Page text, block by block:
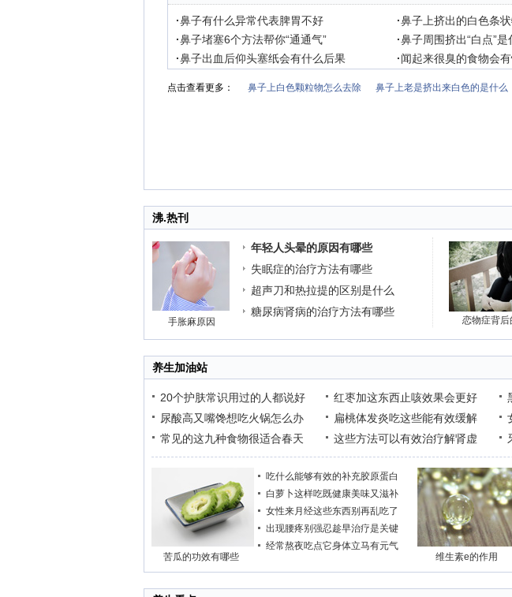
·鼻子有什么异常代表脾胃不好 ·鼻子上挤出的白色条
·鼻子堵塞6个方法帮你“通通气” ·鼻子周围挤出“白点”是
·鼻子出血后仰头塞纸会有什么后果 ·闻起来很臭的食物会
点击查看更多： 鼻子上白色颗粒物怎么去除 鼻子上老是挤出来白色的是什么
沸.热刊
手胀麻原因
年轻人头晕的原因有哪些
失眠症的治疗方法有哪些
超声刀和热拉提的区别是什么
糖尿病肾病的治疗方法有哪些
恋物症背后
养生加油站
20个护肤常识用过的人都说好
尿酸高又嘴馋想吃火锅怎么办
常见的这九种食物很适合春天
红枣加这东西止咳效果会更好
扁桃体发炎吃这些能有效缓解
这些方法可以有效治疗解肾虚
苦瓜的功效有哪些
吃什么能够有效的补充胶原蛋白
白萝卜这样吃既健康美味又滋补
女性来月经这些东西别再乱吃了
出现腰疼别强忍趁早治疗是关键
经常熬夜吃点它身体立马有元气
维生素e的作用